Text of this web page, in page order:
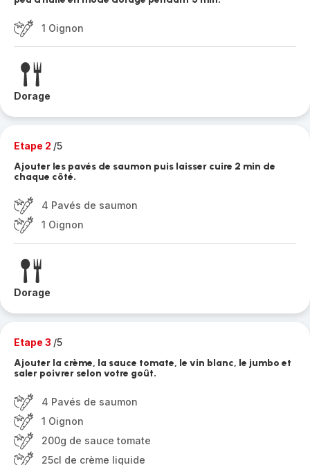
1 Oignon
Dorage
Etape 2 /5
Ajouter les pavés de saumon puis laisser cuire 2 min de
chaque côté.
4 Pavés de saumon
1 Oignon
Dorage
Etape 3 /5
Ajouter la crème, la sauce tomate, le vin blanc, le jumbo et
saler poivrer selon votre goût.
4 Pavés de saumon
1 Oignon
200g de sauce tomate
25cl de crème liquide